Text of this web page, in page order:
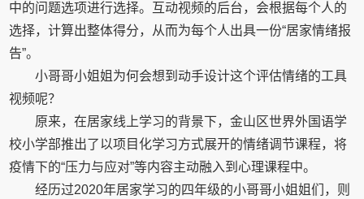
中的问题选项进行选择。互动视频的后台，会根据每个人的
选择，计算出整体得分，从而为每个人出具一份“居家情绪报
告”。
小哥哥小姐姐为何会想到动手设计这个评估情绪的工具
视频呢？
原来，在居家线上学习的背景下，金山区世界外国语学
校小学部推出了以项目化学习方式展开的情绪调节课程，将
疫情下的“压力与应对”等内容主动融入到心理课程中。
经历过2020年居家学习的四年级的小哥哥小姐姐们，则